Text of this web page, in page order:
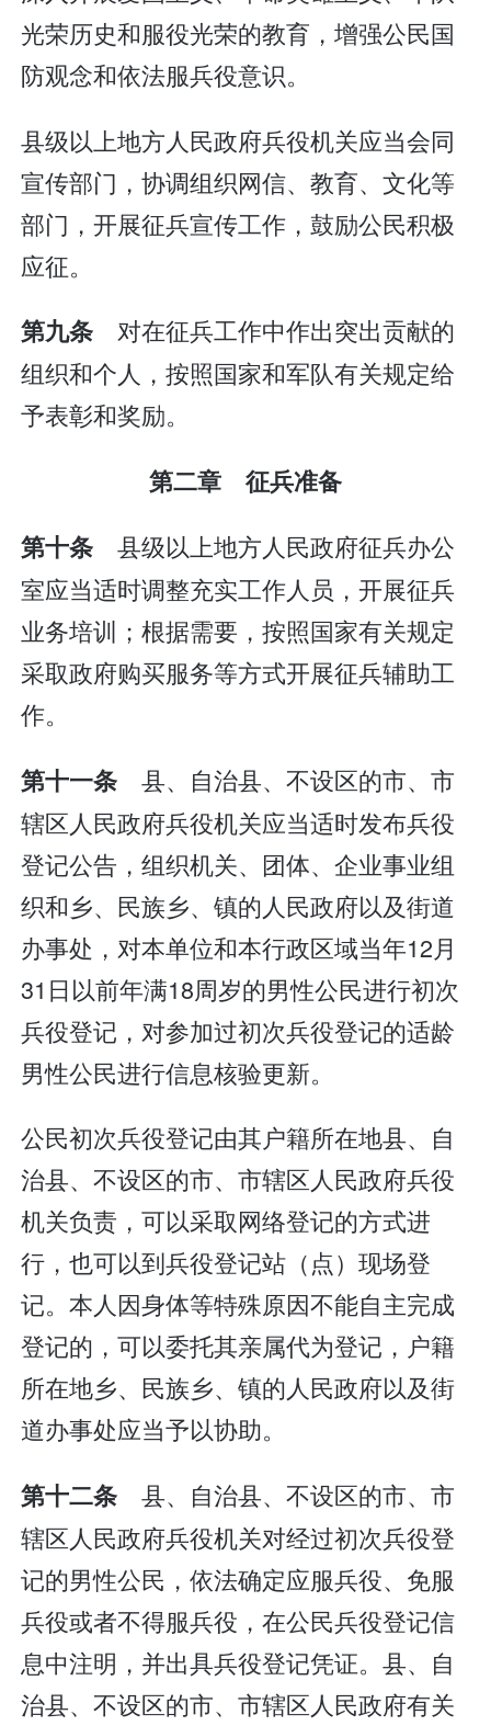
光荣历史和服役光荣的教育，增强公民国
防观念和依法服兵役意识。
县级以上地方人民政府兵役机关应当会同
宣传部门，协调组织网信、教育、文化等
部门，开展征兵宣传工作，鼓励公民积极
应征。
第九条 对在征兵工作中作出突出贡献的
组织和个人，按照国家和军队有关规定给
予表彰和奖励。
第二章 征兵准备
第十条 县级以上地方人民政府征兵办公
室应当适时调整充实工作人员，开展征兵
业务培训；根据需要，按照国家有关规定
采取政府购买服务等方式开展征兵辅助工
作。
第十一条 县、自治县、不设区的市、市
辖区人民政府兵役机关应当适时发布兵役
登记公告，组织机关、团体、企业事业组
织和乡、民族乡、镇的人民政府以及街道
办事处，对本单位和本行政区域当年12月
31日以前年满18周岁的男性公民进行初次
兵役登记，对参加过初次兵役登记的适龄
男性公民进行信息核验更新。
公民初次兵役登记由其户籍所在地县、自
治县、不设区的市、市辖区人民政府兵役
机关负责，可以采取网络登记的方式进
行，也可以到兵役登记站（点）现场登
记。本人因身体等特殊原因不能自主完成
登记的，可以委托其亲属代为登记，户籍
所在地乡、民族乡、镇的人民政府以及街
道办事处应当予以协助。
第十二条 县、自治县、不设区的市、市
辖区人民政府兵役机关对经过初次兵役登
记的男性公民，依法确定应服兵役、免服
兵役或者不得服兵役，在公民兵役登记信
息中注明，并出具兵役登记凭证。县、自
治县、不设区的市、市辖区人民政府有关